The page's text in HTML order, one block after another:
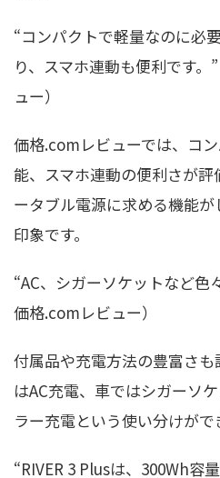
“コンパクトで軽量なのに必
り、スマホ連動も便利です
ュー）
価格.comレビューでは、コ
能、スマホ連動の便利さが評
ータブル電源に求める機能
印象です。
“AC、シガーソケットなど色
価格.comレビュー）
付属品や充電方法の豊富さ
はAC充電、車ではシガーソ
ラー充電という使い分けがで
“RIVER 3 Plusは、300Wh容